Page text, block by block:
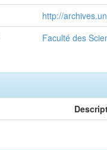
http://
Faculté des